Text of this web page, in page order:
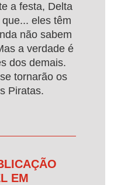
a festa, Delta
eles têm
não sabem
a verdade é
dos demais.
tornarão os
Piratas.
EM